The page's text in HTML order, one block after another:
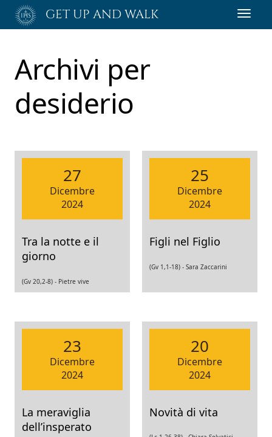
Passa
GET UP AND WALK
Archivi per
desiderio
27
Dicembre
2024
Tra la notte e il
giorno
(Gv 20,2-8) - Pietre vive
25
Dicembre
2024
Figli nel Figlio
(Gv 1,1-18) - Sara Zaccarini
23
Dicembre
2024
La meraviglia
dell’insperato
20
Dicembre
2024
Novità di vita